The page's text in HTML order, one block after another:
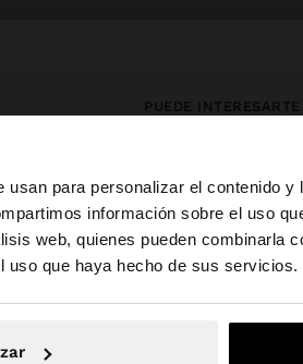
usan para personalizar el contenido
información sobre el uso
web, quienes pueden combinarla
uso que haya hecho de sus servicios.
de España. ¿Quieres ir a la
No, continuar en la web de
PUEDE INTERESARTE
Bisutería
Zapatos
Relojes
Personalizables